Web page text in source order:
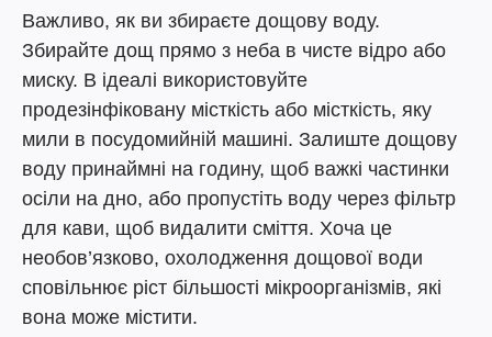
Важливо, як ви збираєте дощову воду.
Збирайте дощ прямо з неба в чисте відро або
миску. В ідеалі використовуйте
продезінфіковану місткість або місткість, яку
мили в посудомийній машині. Залиште дощову
воду принаймні на годину, щоб важкі частинки
осіли на дно, або пропустіть воду через фільтр
для кави, щоб видалити сміття. Хоча це
необов’язково, охолодження дощової води
сповільнює ріст більшості мікроорганізмів, які
вона може містити.